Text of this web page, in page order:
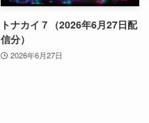
トナカイ７（2026年6月27日配
信分）
2026年6月27日